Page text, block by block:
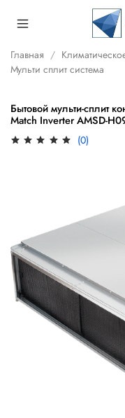
Главная
Мульти сплит система
Бытовой мульти-сплит
Match Inverter AMSD-
(0)